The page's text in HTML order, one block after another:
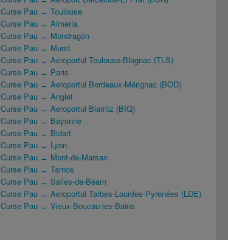
Curse Pau ↔ Toulouse
Curse Pau ↔ Almería
Curse Pau ↔ Mondragón
Curse Pau ↔ Muret
Curse Pau ↔ Aeroportul Toulouse-Blagnac (TLS)
Curse Pau ↔ Paris
Curse Pau ↔ Aeroportul Bordeaux-Mérignac (BOD)
Curse Pau ↔ Anglet
Curse Pau ↔ Aeroportul Biarritz (BIQ)
Curse Pau ↔ Bayonne
Curse Pau ↔ Bidart
Curse Pau ↔ Lyon
Curse Pau ↔ Mont-de-Marsan
Curse Pau ↔ Tarnos
Curse Pau ↔ Salies-de-Béarn
Curse Pau ↔ Aeroportul Tarbes-Lourdes-Pyrénées (LDE)
Curse Pau ↔ Vieux-Boucau-les-Bains